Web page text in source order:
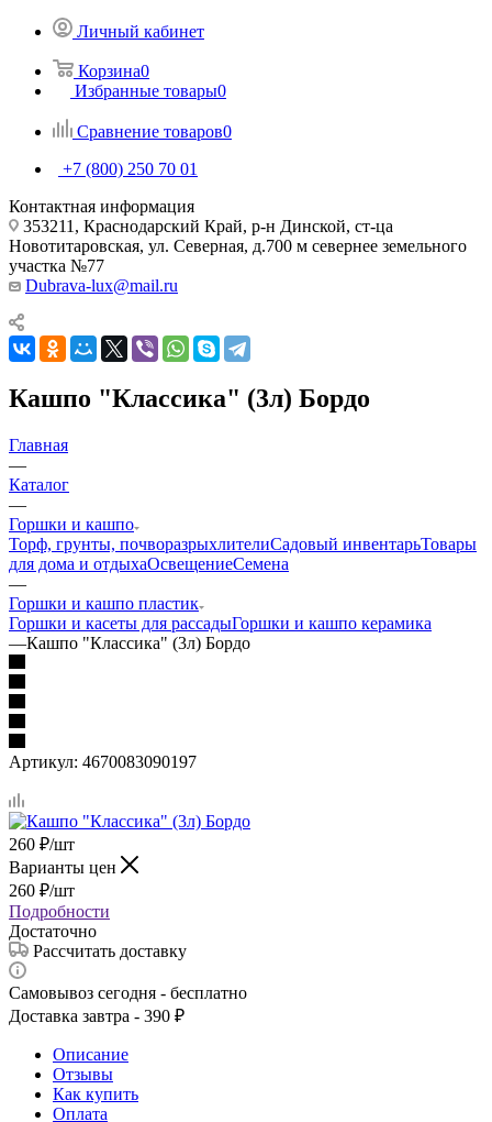
Личный кабинет
Корзина0
Избранные товары0
Сравнение товаров0
+7 (800) 250 70 01
Контактная информация
353211, Краснодарский Край, р-н Динской, ст-ца
Новотитаровская, ул. Северная, д.700 м севернее земельного
участка №77
Dubrava-lux@mail.ru
Кашпо "Классика" (3л) Бордо
Главная
—
Каталог
—
Горшки и кашпо
Торф, грунты, почворазрыхлителиСадовый инвентарьТовары
для дома и отдыхаОсвещениеСемена
—
Горшки и кашпо пластик
Горшки и касеты для рассадыГоршки и кашпо керамика
—Кашпо "Классика" (3л) Бордо
Артикул: 4670083090197
260 ₽/шт
Варианты цен
260 ₽/шт
Подробности
Достаточно
Рассчитать доставку
Самовывоз сегодня - бесплатно
Доставка завтра - 390 ₽
Описание
Отзывы
Как купить
Оплата